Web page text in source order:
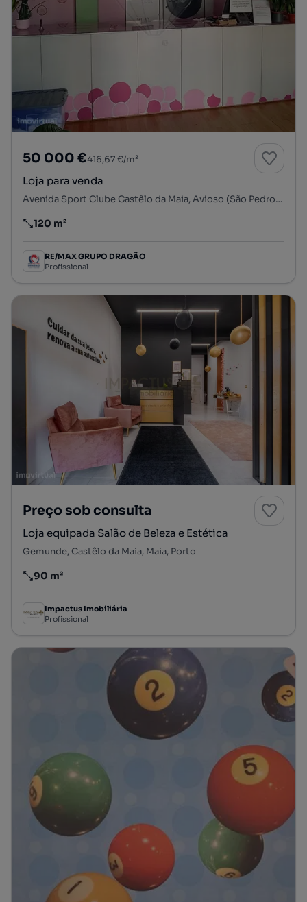
50 000 €416,67 €/m²
Loja para venda
Avenida Sport Clube Castêlo da Maia, Avioso (São Pedro), Castêlo da Maia, Maia, Porto
Preço por metro quadrado
120 m²
RE/MAX GRUPO DRAGÃO
Profissional
Preço sob consulta
Loja equipada Salão de Beleza e Estética
Gemunde, Castêlo da Maia, Maia, Porto
Preço por metro quadrado
90 m²
Impactus Imobiliária
Profissional